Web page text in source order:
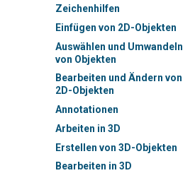
Zeichenhilfen
Einfügen von 2D-Objekten
Auswählen und Umwandeln
von Objekten
Bearbeiten und Ändern von
2D-Objekten
Annotationen
Arbeiten in 3D
Erstellen von 3D-Objekten
Bearbeiten in 3D